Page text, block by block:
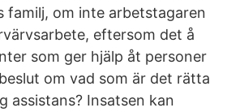
familj, om inte arbetstagaren
eftersom det å
som ger hjälp åt personer
om vad som är det rätta
assistans? Insatsen kan